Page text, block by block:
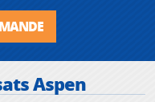
Aspen